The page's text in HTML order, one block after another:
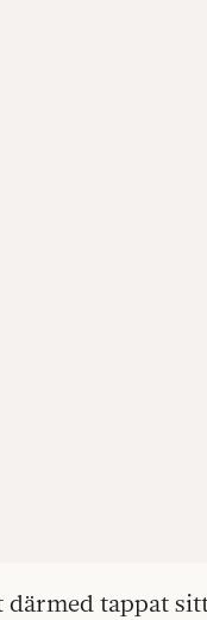
därmed tappat